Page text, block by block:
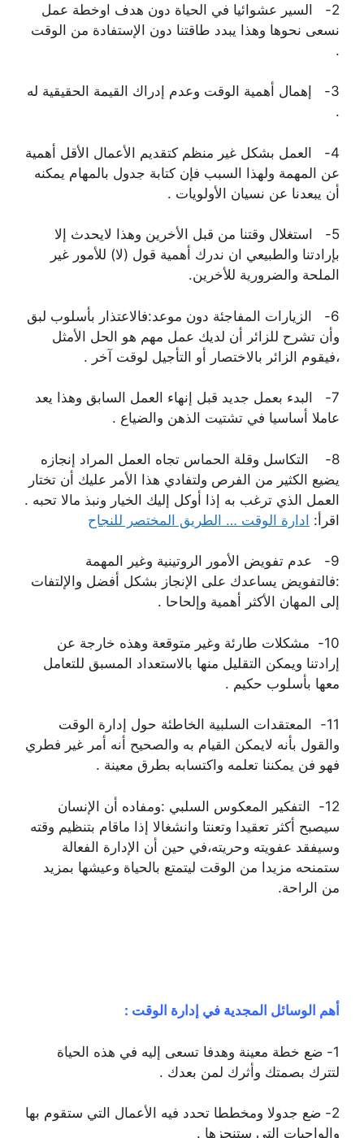
2- ﺍﻟﺴﻴﺮ ﻋﺸﻮﺍﺋﻴﺎ ﻓﻲ ﺍﻟﺤﻴﺎﺓ ﺩﻭﻥ ﻫﺪﻑ ﺍﻭﺧﻄﺔ ﻋﻤﻞ
ﻧﺴﻌﻰ ﻧﺤﻮﻫﺎ ﻭﻫﺬﺍ ﻳﺒﺪﺩ ﻃﺎﻗﺘﻨﺎ ﺩﻭﻥ ﺍﻹﺳﺘﻔﺎﺩﺓ ﻣﻦ ﺍﻟﻮﻗﺖ
.
3- ﺇﻫﻤﺎﻝ ﺃﻫﻤﻴﺔ ﺍﻟﻮﻗﺖ ﻭﻋﺪﻡ ﺇﺩﺭﺍﻙ ﺍﻟﻘﻴﻤﺔ ﺍﻟﺤﻘﻴﻘﻴﺔ ﻟﻪ
.
4- ﺍﻟﻌﻤﻞ ﺑﺸﻜﻞ ﻏﻴﺮ ﻣﻨﻈﻢ ﻛﺘﻘﺪﻳﻢ ﺍﻷﻋﻤﺎﻝ ﺍﻷﻗﻞ ﺃﻫﻤﻴﺔ
ﻋﻦ ﺍﻟﻤﻬﻤﺔ ﻭﻟﻬﺬﺍ ﺍﻟﺴﺒﺐ ﻓﺈﻥ ﻛﺘﺎﺑﺔ ﺟﺪﻭﻝ ﺑﺎﻟﻤﻬﺎﻡ ﻳﻤﻜﻨﻪ
ﺃﻥ ﻳﺒﻌﺪﻧﺎ ﻋﻦ ﻧﺴﻴﺎﻥ ﺍﻷﻭﻟﻮﻳﺎﺕ .
5- ﺍﺳﺘﻐﻼ‌ﻝ ﻭﻗﺘﻨﺎ ﻣﻦ ﻗﺒﻞ ﺍﻷﺧﺮﻳﻦ ﻭﻫﺬﺍ ﻻ‌ﻳﺤﺪﺙ ﺇﻻ‌
ﺑﺈﺭﺍﺩﺗﻨﺎ ﻭﺍﻟﻄﺒﻴﻌﻲ ﺍﻥ ﻧﺪﺭﻙ ﺃﻫﻤﻴﺔ ﻗﻮﻝ (ﻻ‌) ﻟﻸ‌ﻣﻮﺭ ﻏﻴﺮ
ﺍﻟﻤﻠﺤﺔ ﻭﺍﻟﻀﺮﻭﺭﻳﺔ ﻟﻸﺧﺮﻳﻦ.
6- ﺍﻟﺰﻳﺎﺭﺍﺕ ﺍﻟﻤﻔﺎﺟﺌﺔ ﺩﻭﻥ ﻣﻮﻋﺪ:ﻓﺎﻻ‌ﻋﺘﺬﺍﺭ ﺑﺄﺳﻠﻮﺏ ﻟﺒﻖ
ﻭﺃﻥ ﺗﺸﺮﺡ ﻟﻠﺰﺍﺋﺮ ﺃﻥ ﻟﺪﻳﻚ ﻋﻤﻞ ﻣﻬﻢ ﻫﻮ ﺍﻟﺤﻞ ﺍﻷﻣﺜﻞ
،ﻓﻴﻘﻮﻡ ﺍﻟﺰﺍﺋﺮ ﺑﺎﻻ‌ﺧﺘﺼﺎﺭ ﺃﻭ ﺍﻟﺘﺄﺟﻴﻞ ﻟﻮﻗﺖ ﺁﺧﺮ .
7- ﺍﻟﺒﺪﺀ ﺑﻌﻤﻞ ﺟﺪﻳﺪ ﻗﺒﻞ ﺇﻧﻬﺎﺀ ﺍﻟﻌﻤﻞ ﺍﻟﺴﺎﺑﻖ ﻭﻫﺬﺍ ﻳﻌﺪ
ﻋﺎﻣﻼ‌ ﺃﺳﺎﺳﻴﺎ ﻓﻲ ﺗﺸﺘﻴﺖ ﺍﻟﺬﻫﻦ ﻭﺍﻟﻀﻴﺎﻉ .
8- ﺍﻟﺘﻜﺎﺳﻞ ﻭﻗﻠﺔ ﺍﻟﺤﻤﺎﺱ ﺗﺠﺎﻩ ﺍﻟﻌﻤﻞ ﺍﻟﻤﺮﺍﺩ ﺇﻧﺠﺎﺯﻩ
ﻳﻀﻴﻊ ﺍﻟﻜﺜﻴﺮ ﻣﻦ ﺍﻟﻔﺮﺹ ﻭﻟﺘﻔﺎﺩﻱ ﻫﺬﺍ ﺍﻷﻣﺮ ﻋﻠﻴﻚ ﺃﻥ ﺗﺨﺘﺎﺭ
ﺍﻟﻌﻤﻞ ﺍﻟﺬﻱ ﺗﺮﻏﺐ ﺑﻪ ﺇﺫﺍ ﺃﻭﻛﻞ ﺇﻟﻴﻚ ﺍﻟﺨﻴﺎﺭ ﻭﻧﺒﺬ ﻣﺎﻻ‌ ﺗﺤﺒﻪ .
اقرأ: ادارة الوقت … الطريق المختصر للنجاح
9- ﻋﺪﻡ ﺗﻔﻮﻳﺾ ﺍﻷﻣﻮﺭ ﺍﻟﺮﻭﺗﻴﻨﻴﺔ ﻭﻏﻴﺮ ﺍﻟﻤﻬﻤﺔ
:ﻓﺎﻟﺘﻔﻮﻳﺾ ﻳﺴﺎﻋﺪﻙ ﻋﻠﻰ ﺍﻹﻧﺠﺎﺯ ﺑﺸﻜﻞ ﺃﻓﻀﻞ ﻭﺍﻹ‌ﻟﺘﻔﺎﺕ
ﺇﻟﻰ ﺍﻟﻤﻬﺎﻥ ﺍﻷﻛﺜﺮ ﺃﻫﻤﻴﺔ ﻭﺇﻟﺤﺎﺣﺎ .
10- ﻣﺸﻜﻼ‌ﺕ ﻃﺎﺭﺋﺔ ﻭﻏﻴﺮ ﻣﺘﻮﻗﻌﺔ ﻭﻫﺬﻩ ﺧﺎﺭﺟﺔ ﻋﻦ
ﺇﺭﺍﺩﺗﻨﺎ ﻭﻳﻤﻜﻦ ﺍﻟﺘﻘﻠﻴﻞ ﻣﻨﻬﺎ ﺑﺎﻻ‌ﺳﺘﻌﺪﺍﺩ ﺍﻟﻤﺴﺒﻖ ﻟﻠﺘﻌﺎﻣﻞ
ﻣﻌﻬﺎ ﺑﺄﺳﻠﻮﺏ ﺣﻜﻴﻢ .
11- ﺍﻟﻤﻌﺘﻘﺪﺍﺕ ﺍﻟﺴﻠﺒﻴﺔ ﺍﻟﺨﺎﻃﺌﺔ ﺣﻮﻝ ﺇﺩﺍﺭﺓ ﺍﻟﻮﻗﺖ
ﻭﺍﻟﻘﻮﻝ ﺑﺄﻧﻪ ﻻ‌ﻳﻤﻜﻦ ﺍﻟﻘﻴﺎﻡ ﺑﻪ ﻭﺍﻟﺼﺤﻴﺢ ﺃﻧﻪ ﺃﻣﺮ ﻏﻴﺮ ﻓﻄﺮﻱ
ﻓﻬﻮ ﻓﻦ ﻳﻤﻜﻨﻨﺎ ﺗﻌﻠﻤﻪ ﻭﺍﻛﺘﺴﺎﺑﻪ ﺑﻄﺮﻕ ﻣﻌﻴﻨﺔ .
12- ﺍﻟﺘﻔﻜﻴﺮ ﺍﻟﻤﻌﻜﻮﺱ ﺍﻟﺴﻠﺒﻲ :ﻭﻣﻔﺎﺩﻩ ﺃﻥ ﺍﻹﻧﺴﺎﻥ
ﺳﻴﺼﺒﺢ ﺃﻛﺜﺮ ﺗﻌﻘﻴﺪﺍ ﻭﺗﻌﻨﺘﺎ ﻭﺍﻧﺸﻐﺎﻻ‌ ﺇﺫﺍ ﻣﺎﻗﺎﻡ ﺑﺘﻨﻈﻴﻢ ﻭﻗﺘﻪ
ﻭﺳﻴﻔﻘﺪ ﻋﻔﻮﻳﺘﻪ ﻭﺣﺮﻳﺘﻪ،ﻓﻲ ﺣﻴﻦ ﺃﻥ ﺍﻹﺩﺍﺭﺓ ﺍﻟﻔﻌﺎﻟﺔ
ﺳﺘﻤﻨﺤﻪ ﻣﺰﻳﺪﺍ ﻣﻦ ﺍﻟﻮﻗﺖ ﻟﻴﺘﻤﺘﻊ ﺑﺎﻟﺤﻴﺎﺓ ﻭﻋﻴﺸﻬﺎ ﺑﻤﺰﻳﺪ
ﻣﻦ ﺍﻟﺮﺍﺣﺔ.
ﺃﻫﻢ ﺍﻟﻮﺳﺎﺋﻞ ﺍﻟﻤﺠﺪﻳﺔ ﻓﻲ ﺇﺩﺍﺭﺓ ﺍﻟﻮﻗﺖ :
1- ﺿﻊ ﺧﻄﺔ ﻣﻌﻴﻨﺔ ﻭﻫﺪﻓﺎ ﺗﺴﻌﻰ ﺇﻟﻴﻪ ﻓﻲ ﻫﺬﻩ ﺍﻟﺤﻴﺎﺓ
ﻟﺘﺘﺮﻙ ﺑﺼﻤﺘﻚ ﻭﺃﺛﺮﻙ ﻟﻤﻦ ﺑﻌﺪﻙ .
2- ﺿﻊ ﺟﺪﻭﻻ‌ ﻭﻣﺨﻄﻄﺎ ﺗﺤﺪﺩ ﻓﻴﻪ ﺍﻷﻋﻤﺎﻝ ﺍﻟﺘﻲ ﺳﺘﻘﻮﻡ ﺑﻬﺎ
ﻭﺍﻟﻮﺍﺟﺒﺎﺕ ﺍﻟﺘﻲ ﺳﺘﻨﺠﺰﻫﺎ .